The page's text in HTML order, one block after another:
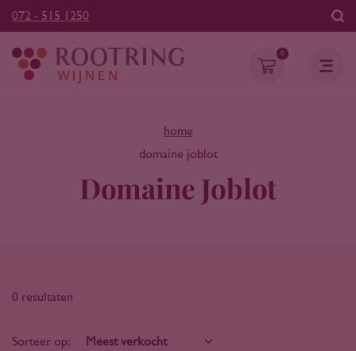
072 - 515 1250
0
home
domaine joblot
Domaine Joblot
0 resultaten
Sorteer op: